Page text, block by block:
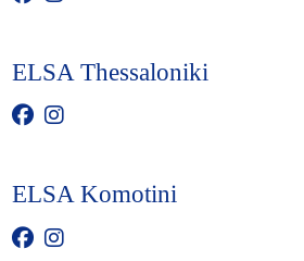
ELSA Thessaloniki
ELSA Komotini